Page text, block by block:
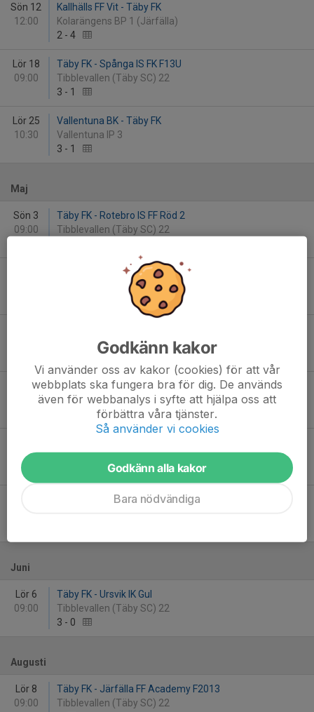
Sön 12
12:00
Kallhälls FF Vit - Täby FK
Kolarängens BP 1 (Järfälla)
2 - 4
Lör 18
09:00
Täby FK - Spånga IS FK F13U
Tibblevallen (Täby SC) 22
3 - 1
Lör 25
10:30
Vallentuna BK - Täby FK
Vallentuna IP 3
3 - 1
Maj
Sön 3
09:00
Täby FK - Rotebro IS FF Röd 2
Tibblevallen (Täby SC) 22
Ekerö IK 1 - Täby FK
Träkvistavallen 2
Viggbydalen 1
Lör 23
09:00
Ängby IF 2 - Täby FK
Ängby IP 12
19:00
Sollentuna FK Ambition - Täby FK
Juni
Lör 6
09:00
Täby FK - Ursvik IK Gul
Tibblevallen (Täby SC) 22
3 - 0
Augusti
Lör 8
09:00
Täby FK - Järfälla FF Academy F2013
Tibblevallen (Täby SC) 22
Godkänn kakor
Vi använder oss av kakor (cookies) för att vår
webbplats ska fungera bra för dig. De används
även för webbanalys i syfte att hjälpa oss att
förbättra våra tjänster.
Så använder vi cookies
Godkänn alla kakor
Bara nödvändiga